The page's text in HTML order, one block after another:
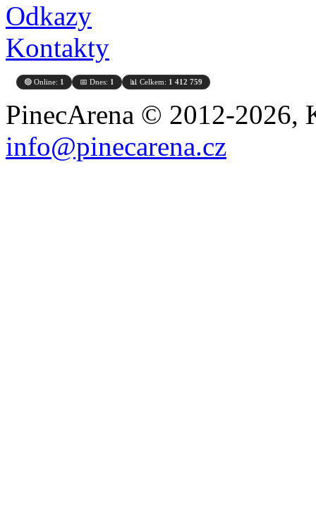
Odkazy
Kontakty
🟢 Online: 1 📅 Dnes: 1 📊 Celkem: 1 412 759
PinecArena © 2012-2026,
info@pinecarena.cz